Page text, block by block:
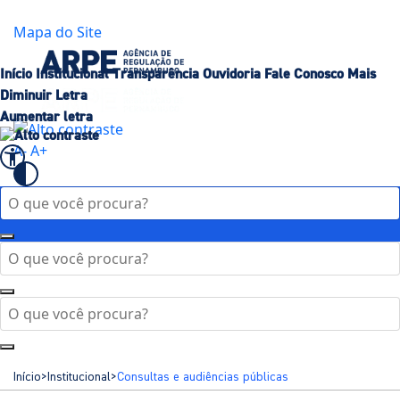
Mapa do Site
A-A+
Início InstitucionalTransparência Ouvidoria Fale Conosco Mais
Diminuir Letra
Aumentar letra
Início> Institucional>Consultas e audiências públicas